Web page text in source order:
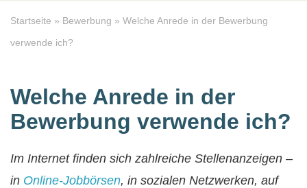
Startseite » Bewerbung » Welche Anrede in der Bewerbung
verwende ich?
Welche Anrede in der
Bewerbung verwende ich?
Im Internet finden sich zahlreiche Stellenanzeigen –
in Online-Jobbörsen, in sozialen Netzwerken, auf